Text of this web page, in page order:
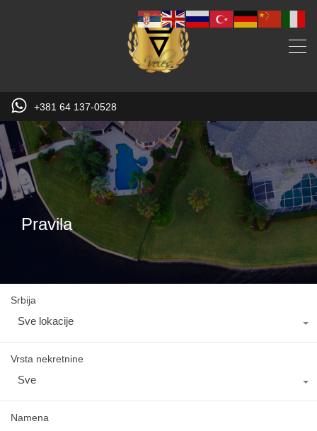
+381 64 137-0528
Pravila
Srbija
Sve lokacije
Vrsta nekretnine
Sve
Namena